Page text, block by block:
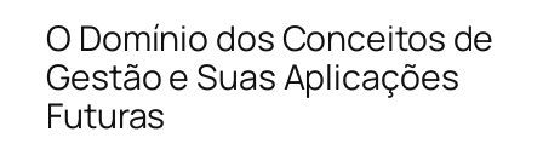
O Domínio dos Conceitos de
Gestão e Suas Aplicações
Futuras